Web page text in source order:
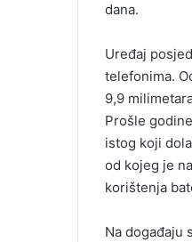
dana.
Uređaj
telefonima.
9,9
Prošle
istog koji
od kojeg je
korištenja
Na događaju